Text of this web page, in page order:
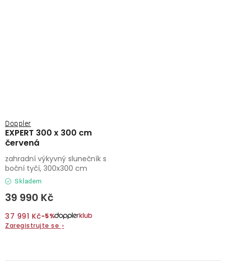
EXPERT 300 x 300 cm
červená
Doppler
Skladem
39 990 Kč
37 991 Kč−5%
Zaregistrujte se ›
zahradní výkyvný slunečník s
boční tyčí, 300x300 cm